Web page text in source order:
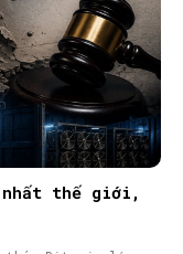
thế giới,